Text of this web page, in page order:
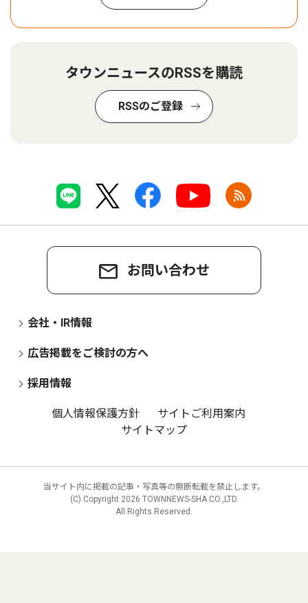
タウンニュースのRSSを購読
RSSのご登録
お問い合わせ
会社・IR情報
広告掲載をご検討の方へ
採用情報
個人情報保護方針
サイトご利用案内
サイトマップ
当サイト内に掲載の記事・写真等の無断転載を禁止します。
(C) Copyright 2026 TOWNNEWS-SHA CO.,LTD.
All Rights Reserved.